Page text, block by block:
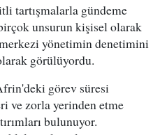
tartışmalarla gündeme
unsurun kişisel olarak
yönetimin denetimini
görülüyordu.
görev süresi
ve zorla yerinden etme
bulunuyor.